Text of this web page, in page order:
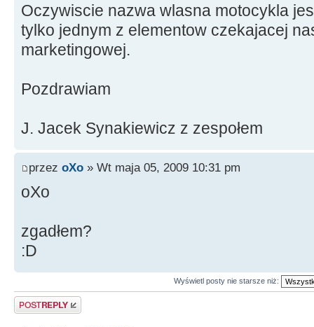
Oczywiscie nazwa wlasna motocykla
tylko jednym z elementow czekajacej
marketingowej.
Pozdrawiam
J. Jacek Synakiewicz z zespołem
przez oXo » Wt maja 05, 2009 10:31 pm
oXo
zgadłem?
:D
Wyświetl posty nie starsze niż:
Odpowiedz